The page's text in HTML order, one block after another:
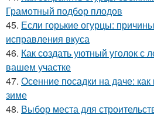
Грамотный подбор плодов
45. Если горькие огурцы:
исправления вкуса
46. Как создать уютный уголок с
вашем участке
47. Осенние посадки на даче: как
зиме
48. Выбор места для